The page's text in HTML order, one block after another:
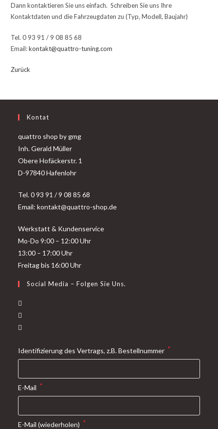
Dann kontaktieren Sie uns einfach. Schreiben Sie uns Ihre
Kontaktdaten und die Fahrzeugdaten zu (Typ, Modell, Baujahr)
Tel. 0 93 91 / 9 08 85 68
Email:kontakt@quattro-tuning.com
Zurück
Kontat
quattro shop by gmg
Inh. Gerald Müller
Obere Hofäckerstr. 1
D-97840 Hafenlohr
Tel. 0 93 91 / 9 08 85 68
Email: kontakt@quattro-shop.de
Werkstatt & Kundenservice
Mo-Do 9:00 – 12:00 Uhr
13:00 – 17:00 Uhr
Freitag bis 16:00 Uhr
Social Media – Folgen Sie Uns.
tab
new
a
Identifizierung des Vertrags, z.B. Bestellnummer *
E-Mail *
E-Mail (wiederholen) *